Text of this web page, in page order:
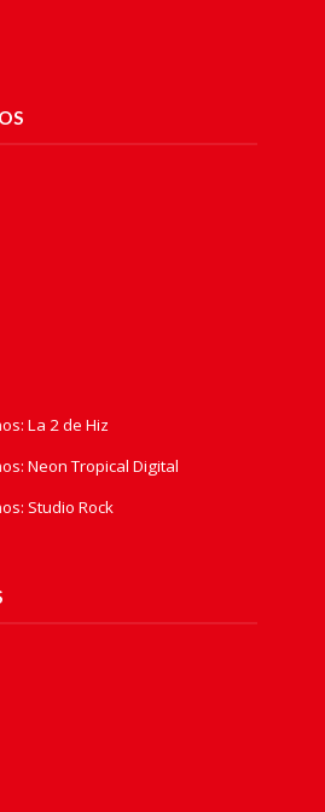
La 2 de Hiz
Neon Tropical Digital
Studio Rock